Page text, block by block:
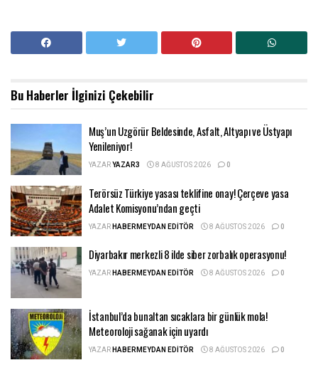
Bu Haberler İlginizi Çekebilir
Muş’un Uzgörür Beldesinde, Asfalt, Altyapı ve Üstyapı
Yenileniyor!
YAZARYAZAR3 8 AĞUSTOS 2026 0
Terörsüz Türkiye yasası teklifine onay! Çerçeve yasa
Adalet Komisyonu’ndan geçti
YAZARHABERMEYDAN EDITÖR 8 AĞUSTOS 2026 0
Diyarbakır merkezli 8 ilde siber zorbalık operasyonu!
YAZARHABERMEYDAN EDITÖR 8 AĞUSTOS 2026 0
İstanbul’da bunaltan sıcaklara bir günlük mola!
Meteoroloji sağanak için uyardı
YAZARHABERMEYDAN EDITÖR 8 AĞUSTOS 2026 0